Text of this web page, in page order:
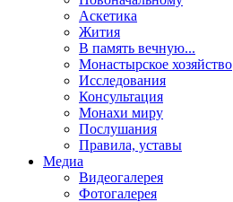
Аскетика
Жития
В память вечную...
Монастырское хозяйство
Исследования
Консультация
Монахи миру
Послушания
Правила, уставы
Медиа
Видеогалерея
Фотогалерея